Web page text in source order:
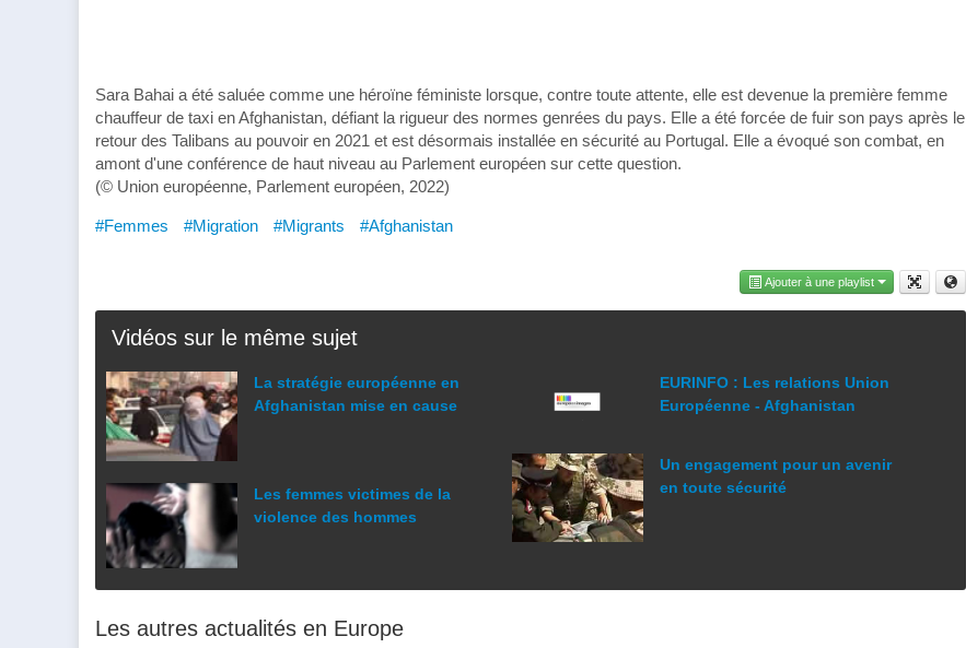
Sara Bahai a été saluée comme une héroïne féministe lorsque, contre toute attente, elle est devenue la première femme
chauffeur de taxi en Afghanistan, défiant la rigueur des normes genrées du pays. Elle a été forcée de fuir son pays après le
retour des Talibans au pouvoir en 2021 et est désormais installée en sécurité au Portugal. Elle a évoqué son combat, en
amont d'une conférence de haut niveau au Parlement européen sur cette question.
(© Union européenne, Parlement européen, 2022)
#Femmes #Migration #Migrants #Afghanistan
Ajouter à une playlist
Vidéos sur le même sujet
La stratégie européenne en
Afghanistan mise en cause
Les femmes victimes de la
violence des hommes
EURINFO : Les relations Union
Européenne - Afghanistan
Un engagement pour un avenir
en toute sécurité
Les autres actualités en Europe